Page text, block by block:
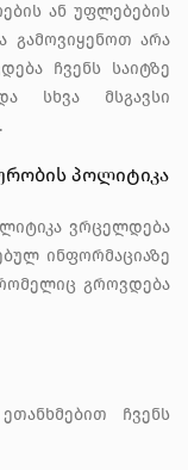
ან უფლებების
გამოვიყენოთ არა
ჩვენს საიტზე
სხვა მსგავსი
პოლიტიკა
ვრცელდება
ინფორმაციაზე
გროვდება
ჩვენს